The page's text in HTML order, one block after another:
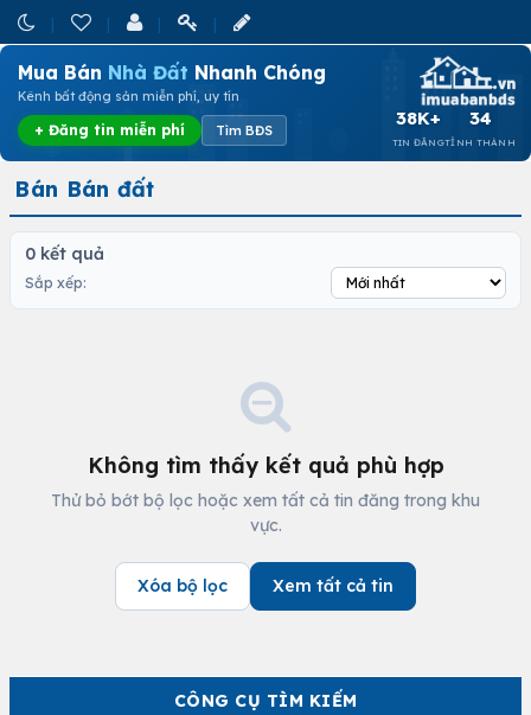
Mua Bán Nhà Đất Nhanh Chóng
Kênh bất động sản miễn phí, uy tín
+ Đăng tin miễn phí Tìm BĐS
38K+
TIN ĐĂNG
34
TỈNH THÀNH
CÔNG CỤ TÌM KIẾM
Bán Bán đất
0 kết quả
Sắp xếp:
Không tìm thấy kết quả phù hợp
Thử bỏ bớt bộ lọc hoặc xem tất cả tin đăng trong khu
vực.
Xóa bộ lọc Xem tất cả tin